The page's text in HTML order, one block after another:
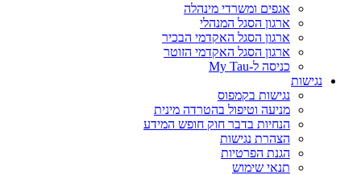
אגפים ומשרדי מינהלה
ארגון הסגל המנהלי
ארגון הסגל האקדמי הבכיר
ארגון הסגל האקדמי הזוטר
כניסה ל-My Tau
נגישות
נגישות בקמפוס
מניעה וטיפול בהטרדה מינית
הנחיות בדבר חוק חופש המידע
הצהרת נגישות
הגנת הפרטיות
תנאי שימוש